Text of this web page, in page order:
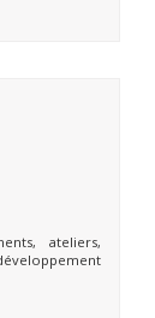
ateliers,